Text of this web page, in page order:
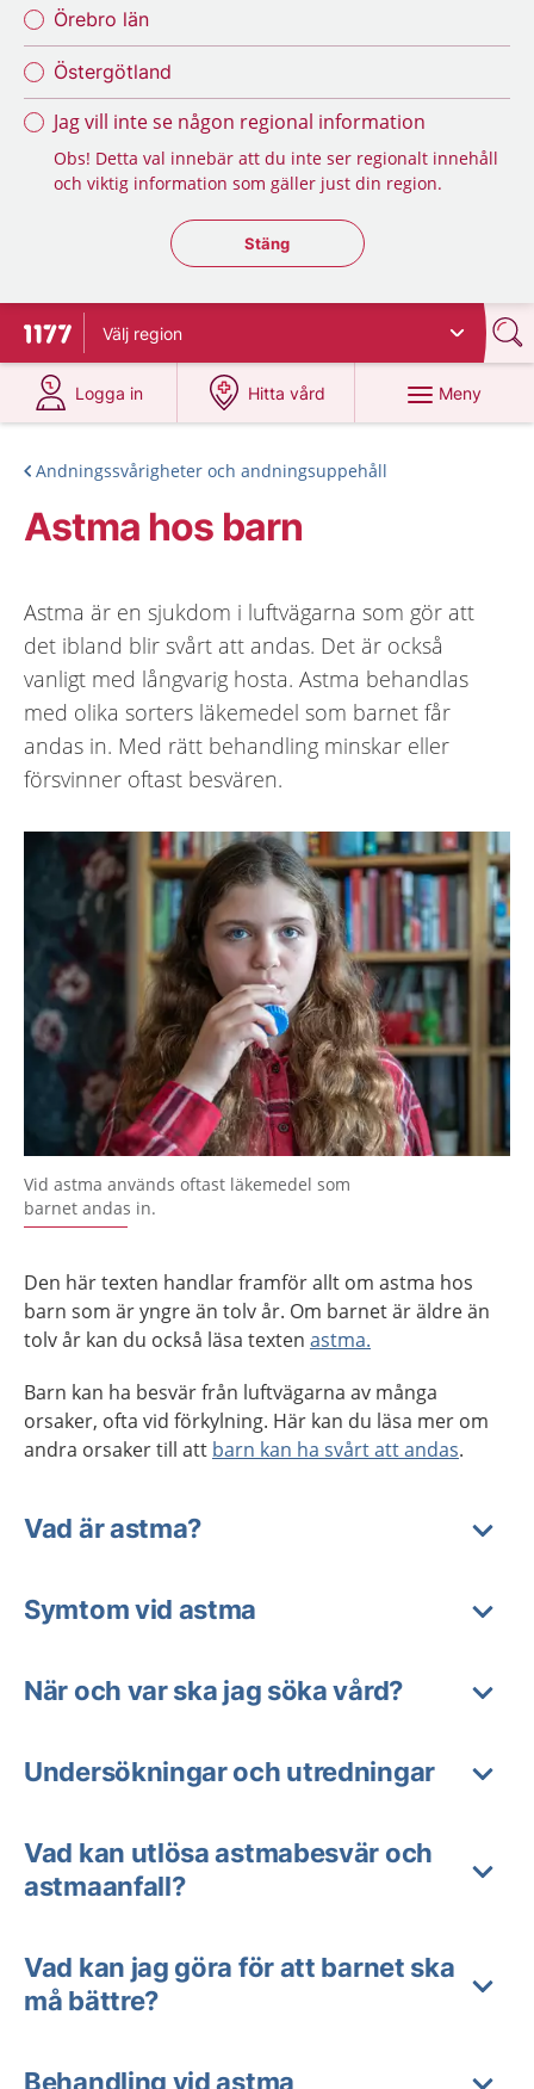
Örebro län
Östergötland
Jag vill inte se någon regional information
Obs! Detta val innebär att du inte ser regionalt innehåll
och viktig information som gäller just din region.
Stäng regionsväljaren
Stäng
Till startsidan för 1177
Välj region
Logga in
på 1177.se
Hitta vård
på 1177.se
Meny
Andningssvårigheter och andningsuppehåll
Astma hos barn
Astma är en sjukdom i luftvägarna som gör att
det ibland blir svårt att andas. Det är också
vanligt med långvarig hosta. Astma behandlas
med olika sorters läkemedel som barnet får
andas in. Med rätt behandling minskar eller
försvinner oftast besvären.
Vid astma används oftast läkemedel som
barnet andas in.
Den här texten handlar framför allt om astma hos
barn som är yngre än tolv år. Om barnet är äldre än
tolv år kan du också läsa texten astma.
Barn kan ha besvär från luftvägarna av många
orsaker, ofta vid förkylning. Här kan du läsa mer om
andra orsaker till att barn kan ha svårt att andas.
Vad är astma?
Symtom vid astma
När och var ska jag söka vård?
Undersökningar och utredningar
Vad kan utlösa astmabesvär och
astmaanfall?
Vad kan jag göra för att barnet ska
må bättre?
Behandling vid astma